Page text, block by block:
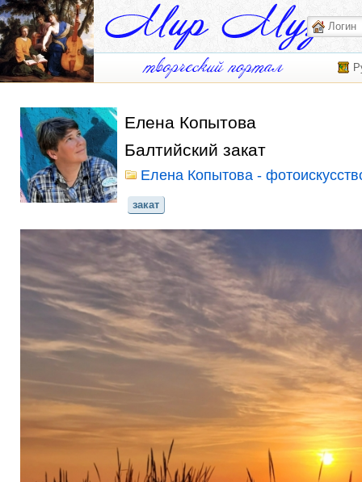
Елена Копытова
Балтийский закат
Елена Копытова -
закат